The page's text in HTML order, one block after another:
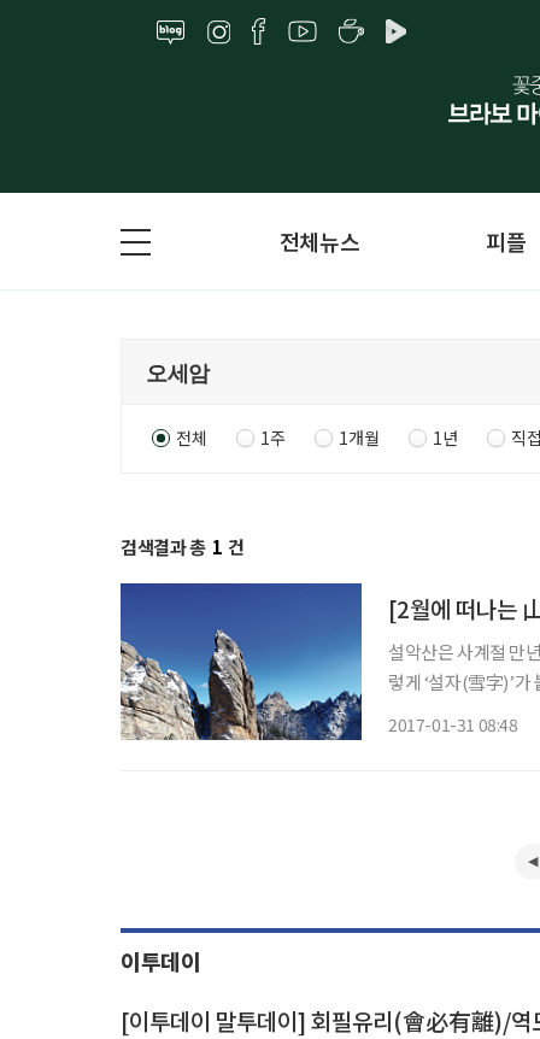
전체뉴스 피플
전체 1주 1개월 1년 직
검색결과 총 1 건
[2월에 떠나는
설악산은 사계절 만
렇게 ‘설자(雪字)’
2017-01-31 08:48
이투데이
[이투데이 말투데이] 회필유리(會必有離)/역